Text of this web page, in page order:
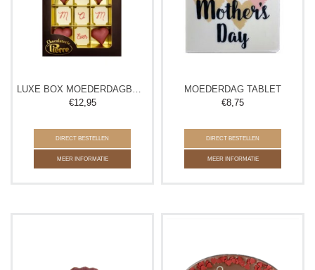
LUXE BOX MOEDERDAGBONBONS
€12,95
DIRECT BESTELLEN
MEER INFORMATIE
MOEDERDAG TABLET
€8,75
DIRECT BESTELLEN
MEER INFORMATIE